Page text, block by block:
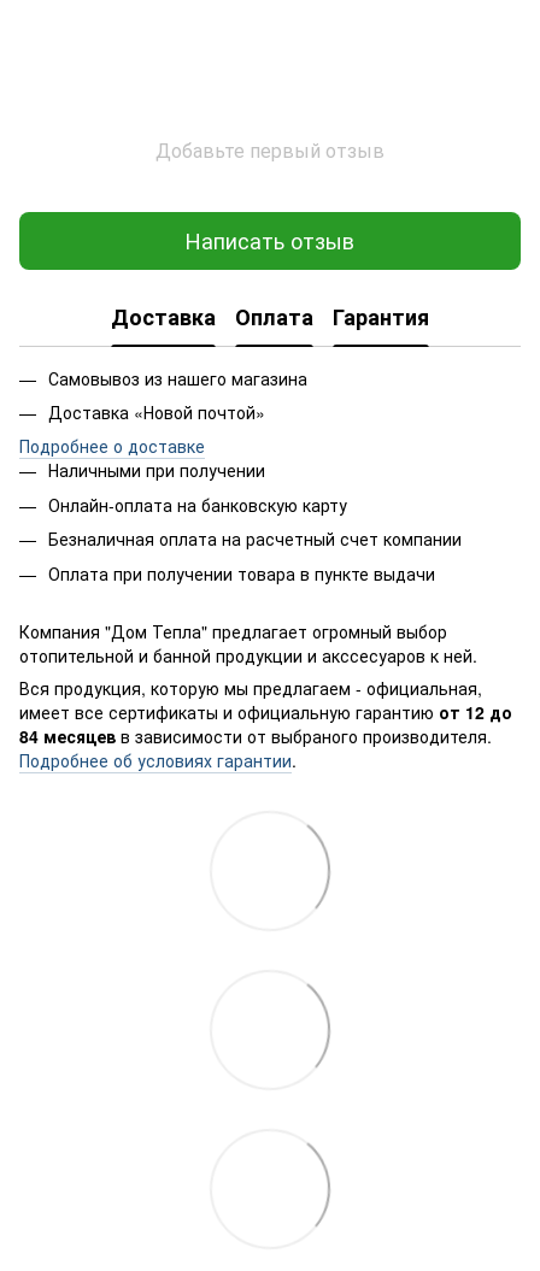
Добавьте первый отзыв
Написать отзыв
Доставка Оплата Гарантия
Самовывоз из нашего магазина
Доставка «Новой почтой»
Подробнее о доставке
Наличными при получении
Онлайн-оплата на банковскую карту
Безналичная оплата на расчетный счет компании
Оплата при получении товара в пункте выдачи
Компания "Дом Тепла" предлагает огромный выбор
отопительной и банной продукции и акссесуаров к ней.
Вся продукция, которую мы предлагаем - официальная,
имеет все сертификаты и официальную гарантию от 12 до
84 месяцев в зависимости от выбраного производителя.
Подробнее об условиях гарантии.